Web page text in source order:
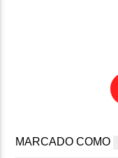
MARCADO COMO